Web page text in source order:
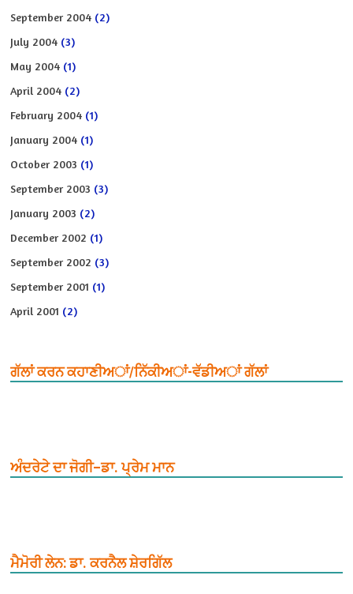
September 2004 (2)
July 2004 (3)
May 2004 (1)
April 2004 (2)
February 2004 (1)
January 2004 (1)
October 2003 (1)
September 2003 (3)
January 2003 (2)
December 2002 (1)
September 2002 (3)
September 2001 (1)
April 2001 (2)
ਗੱਲਾਂ ਕਰਨ ਕਹਾਣੀਅਾਂ/ਨਿੱਕੀਅਾਂ-ਵੱਡੀਅਾਂ ਗੱਲਾਂ
ਅੰਦਰੇਟੇ ਦਾ ਜੋਗੀ–ਡਾ. ਪ੍ਰੇਮ ਮਾਨ
ਮੈਮੋਰੀ ਲੇਨ: ਡਾ. ਕਰਨੈਲ ਸ਼ੇਰਗਿੱਲ